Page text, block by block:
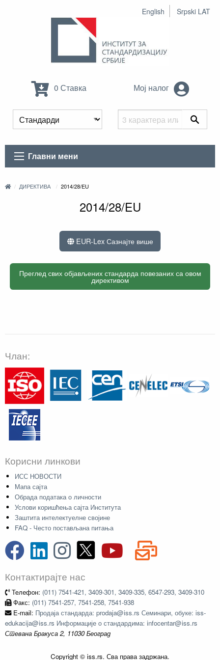
English Srpski LAT
0 Ставка Мој налог
Главни мени
ДИРЕКТИВА 2014/28/EU
2014/28/EU
EUR-Lex Сазнајте више
Преглед свих објављених стандарда повезаних са овом
директивом
Члан:
Корисни линкови
ИСС НОВОСТИ
Мапа сајта
Обрада података о личности
Услови коришћења сајта Института
Заштита интелектуелне својине
FAQ - Често постављана питања
Контактирајте нас
Телефон: (011) 7541-421, 3409-301, 3409-335, 6547-293, 3409-310
Факс: (011) 7541-257, 7541-258, 7541-938
E-mail: Продаја стандарда: prodaja@iss.rs Семинари, обуке: iss-
edukacija@iss.rs Информације о стандардима: infocentar@iss.rs
Стевана Бракуса 2, 11030 Београд
Copyright © iss.rs. Сва права задржана.